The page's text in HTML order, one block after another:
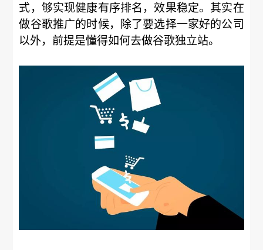
式，够实现健康有序排名，效果稳定。其实在
做谷歌推广的时候，除了要选择一家好的公司
以外，前提是懂得如何去做谷歌独立站。